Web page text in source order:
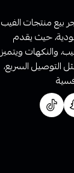
بيع منتجات الفيب
حيث يقدم
والنكهات ويتميز
التوصيل السريع،